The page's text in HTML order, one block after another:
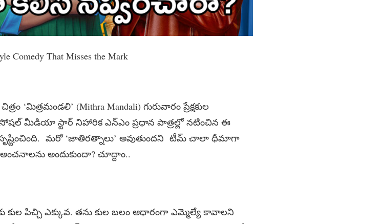
Comedy That Misses the Mark
(Mithra Mandali) గురువారం ప్రేక్షకుల
సోషల్ మీడియా స్టార్ నిహారిక ఎన్‌ఎం ప్రధాన పాత్రల్లో నటించిన ఈ
సృష్టించింది. మరో ‘జాతిరత్నాలు’ అవుతుందని టీమ్​ చాలా ధీమాగా
అందుకుందా? చూద్దాం..
పిచ్చి ఎక్కువ. తను కుల బలం ఆధారంగా ఎమ్మెల్యే కావాలని